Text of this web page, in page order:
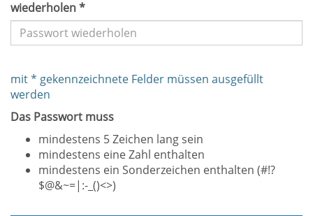
wiederholen *
mit * gekennzeichnete Felder müssen ausgefüllt
werden
Das Passwort muss
mindestens 5 Zeichen lang sein
mindestens eine Zahl enthalten
mindestens ein Sonderzeichen enthalten (#!?
$@&~=|:-_()<>)